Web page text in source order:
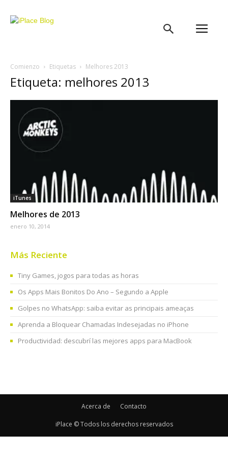
Comienzo Etiquetas Melhores 2013
Etiqueta: melhores 2013
iTunes
Melhores de 2013
enero 10, 2014
Más Reciente
Tiny Games, jogos para todas as horas
Os Apps Mais Bonitos Do Ano – Segundo a Apple
Golpes no WhatsApp: saiba evitar as principais ameaças
Aprenda a Bloquear Chamadas Indesejadas no iPhone
Productividad: descubrí las mejores apps para MacBook
Acerca de Contacto
iPlace © Todos los derechos reservados